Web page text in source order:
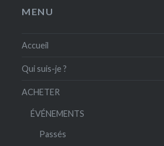
MENU
Accueil
Qui suis-je ?
ACHETER
ÉVÉNEMENTS
Passés